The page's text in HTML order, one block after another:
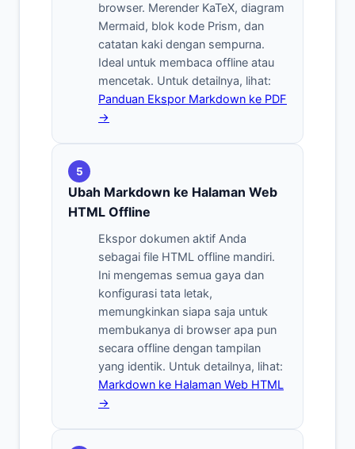
browser. Merender KaTeX, diagram
Mermaid, blok kode Prism, dan
catatan kaki dengan sempurna.
Ideal untuk membaca offline atau
mencetak. Untuk detailnya, lihat:
Panduan Ekspor Markdown ke PDF
→
5
Ubah Markdown ke Halaman Web
HTML Offline
Ekspor dokumen aktif Anda
sebagai file HTML offline mandiri.
Ini mengemas semua gaya dan
konfigurasi tata letak,
memungkinkan siapa saja untuk
membukanya di browser apa pun
secara offline dengan tampilan
yang identik. Untuk detailnya, lihat:
Markdown ke Halaman Web HTML
→